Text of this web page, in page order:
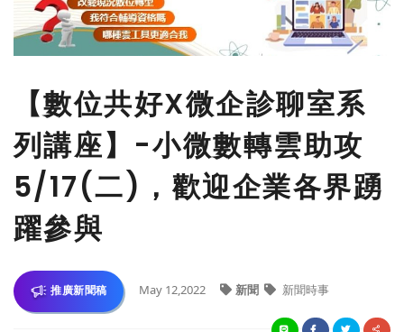
【數位共好X微企診聊室系
列講座】-小微數轉雲助攻
5/17(二)，歡迎企業各界踴
躍參與
推廣新聞稿 May 12,2022 新聞 新聞時事